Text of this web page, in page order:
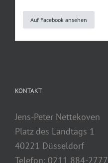
Auf Facebook ansehen
KONTAKT
Jens-Peter Nettekoven
Platz des Landtags 1
40221 Düsseldorf
Telefon: 0211 884-2777